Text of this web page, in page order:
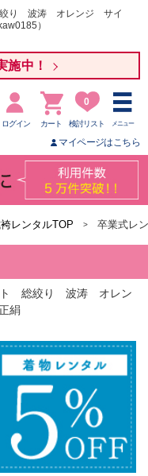
絞り 波涛 オレンジ サイ
）
施中！
ログイン カート
0
検討リスト メニュー
マイページはこちら
レンタルTOP 卒業式レ
ト 総絞り 波涛 オレン
絹